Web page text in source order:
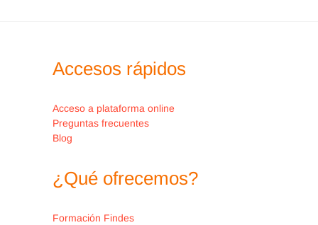
Accesos rápidos
Acceso a plataforma online
Preguntas frecuentes
Blog
¿Qué ofrecemos?
Formación Findes